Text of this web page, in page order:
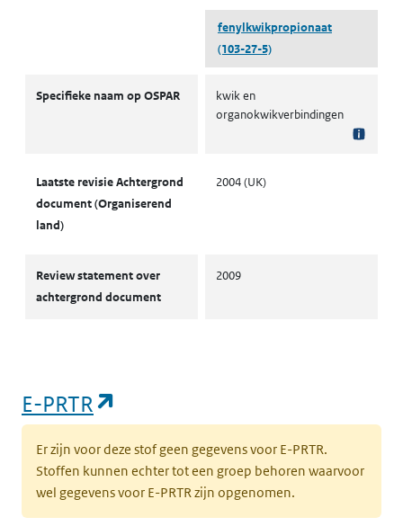
fenylkwikpropionaat
(103-27-5)
Specifieke naam op OSPAR
kwik en
organokwikverbindingen
Laatste revisie Achtergrond
document (Organiserend
land)
2004 (UK)
Review statement over
achtergrond document
2009
E-PRTR
Er zijn voor deze stof geen gegevens voor E-PRTR.
Stoffen kunnen echter tot een groep behoren waarvoor
wel gegevens voor E-PRTR zijn opgenomen.